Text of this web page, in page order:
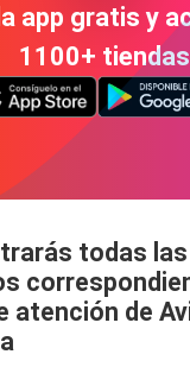
app gratis y
1100+ tiendas
todas
atención de